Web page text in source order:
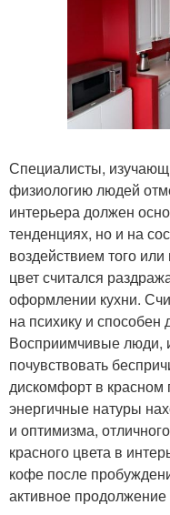
Специалисты,
физиологию людей
интерьера должен
тенденциях, но и на
воздействием того
цвет считался
оформлении кухни.
на психику и
Восприимчивые люди,
почувствовать
дискомфорт в
энергичные натуры
и оптимизма,
красного цвета в
кофе после
активное продолжение